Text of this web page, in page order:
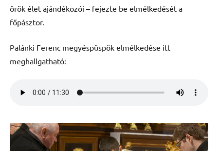
örök élet ajándékozói – fejezte be elmélkedését a
főpásztor.
Palánki Ferenc megyéspüspök elmélkedése itt
meghallgatható: